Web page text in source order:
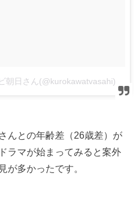
んとの年齢差（26歳差）が
ラマが始まってみると案外
が多かったです。